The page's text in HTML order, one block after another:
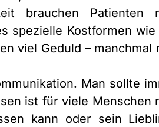
brauchen
spezielle Kostformen
viel Geduld –
Man sollte
ist für viele
kann oder sein